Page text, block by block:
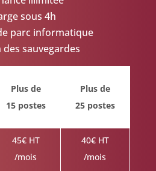
sous 4h
parc informatique
sauvegardes
Plus de
15 postes
Plus de
25 postes
45€ HT
/mois
40€ HT
/mois